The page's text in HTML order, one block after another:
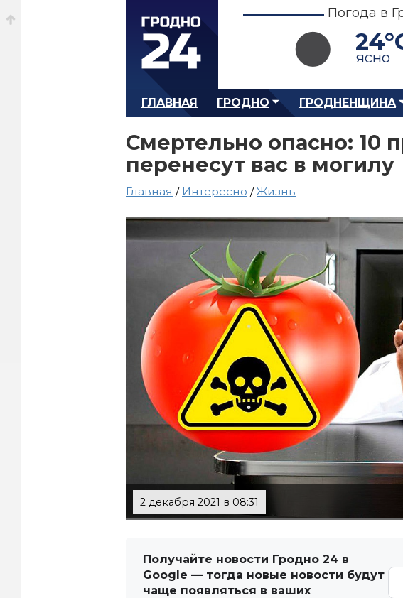
Погода в
ясно
ГЛАВНАЯ ГРОДНО ГРОДНЕНЩИНА
Смертельно опасно: 10
перенесут вас в могилу
Главная / Интересно /Жизнь
2 декабря 2021 в 08:31
Получайте новости Гродно 24 в
Google — тогда новые новости будут
чаще появляться в ваших